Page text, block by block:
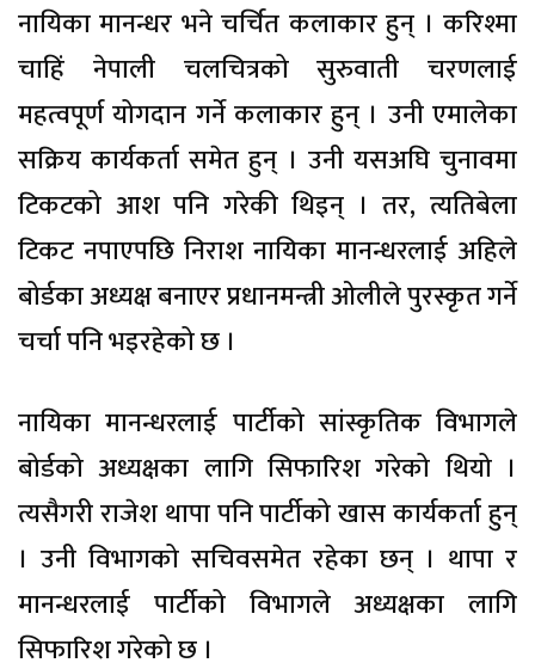
नायिका मानन्धर भने चर्चित कलाकार हुन् । करिश्मा
चाहिं नेपाली चलचित्रको सुरुवाती चरणलाई
महत्वपूर्ण योगदान गर्ने कलाकार हुन् । उनी एमालेका
सक्रिय कार्यकर्ता समेत हुन् । उनी यसअघि चुनावमा
टिकटको आश पनि गरेकी थिइन् । तर, त्यतिबेला
टिकट नपाएपछि निराश नायिका मानन्धरलाई अहिले
बोर्डका अध्यक्ष बनाएर प्रधानमन्त्री ओलीले पुरस्कृत गर्ने
चर्चा पनि भइरहेको छ ।
नायिका मानन्धरलाई पार्टीको सांस्कृतिक विभागले
बोर्डको अध्यक्षका लागि सिफारिश गरेको थियो ।
त्यसैगरी राजेश थापा पनि पार्टीको खास कार्यकर्ता हुन्
। उनी विभागको सचिवसमेत रहेका छन् । थापा र
मानन्धरलाई पार्टीको विभागले अध्यक्षका लागि
सिफारिश गरेको छ ।